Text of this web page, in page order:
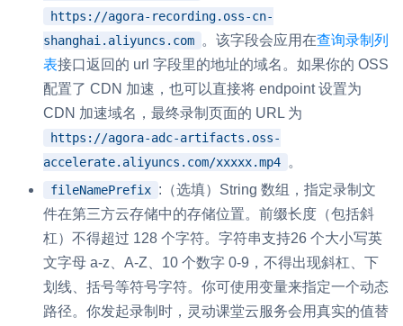
https://agora-recording.oss-cn-
shanghai.aliyuncs.com
。该字段会应用在查询录制列
表接口返回的 url 字段里的地址的域名。如果你的 OSS
配置了 CDN 加速，也可以直接将 endpoint 设置为
CDN 加速域名，最终录制页面的 URL 为
https://agora-adc-artifacts.oss-
accelerate.aliyuncs.com/xxxxx.mp4
。
fileNamePrefix :（选填）String 数组，指定录制文
件在第三方云存储中的存储位置。前缀长度（包括斜
杠）不得超过 128 个字符。字符串支持26 个大小写英
文字母 a-z、A-Z、10 个数字 0-9，不得出现斜杠、下
划线、括号等符号字符。你可使用变量来指定一个动态
路径。你发起录制时，灵动课堂云服务会用真实的值替